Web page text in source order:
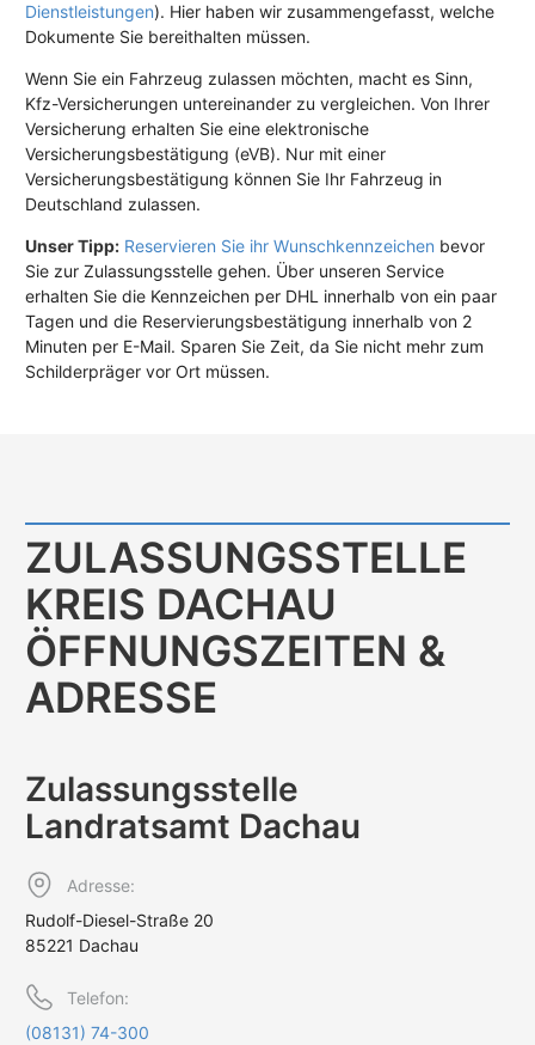
Dienstleistungen). Hier haben wir zusammengefasst, welche
Dokumente Sie bereithalten müssen.
Wenn Sie ein Fahrzeug zulassen möchten, macht es Sinn,
Kfz-Versicherungen untereinander zu vergleichen. Von Ihrer
Versicherung erhalten Sie eine elektronische
Versicherungsbestätigung (eVB). Nur mit einer
Versicherungsbestätigung können Sie Ihr Fahrzeug in
Deutschland zulassen.
Unser Tipp: Reservieren Sie ihr Wunschkennzeichen bevor
Sie zur Zulassungsstelle gehen. Über unseren Service
erhalten Sie die Kennzeichen per DHL innerhalb von ein paar
Tagen und die Reservierungsbestätigung innerhalb von 2
Minuten per E-Mail. Sparen Sie Zeit, da Sie nicht mehr zum
Schilderpräger vor Ort müssen.
ZULASSUNGS­STELLE
KREIS DACHAU
ÖFFNUNGS­ZEITEN &
ADRESSE
Zulassungs­stelle
Landratsamt Dachau
Adresse:
Rudolf-Diesel-Straße 20
85221 Dachau
Telefon:
(08131) 74-300